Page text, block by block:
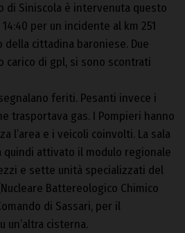
di Siniscola è intervenuta questo
per un incidente al km 251
della cittadina baroniese. Due
carico di gpl, si sono scontrati
feriti. Pesanti invece i
trasportava gas. I Pompieri hanno
l’area e i veicoli coinvolti. La sala
quindi attivato il modulo regionale
e sette unità specializzati del
Battereologico Chimico
di Sassari, per il
un’altra cisterna.